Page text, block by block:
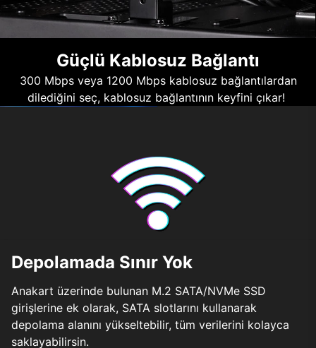
Güçlü Kablosuz Bağlantı
300 Mbps veya 1200 Mbps kablosuz bağlantılardan
dilediğini seç, kablosuz bağlantının keyfini çıkar!
Depolamada Sınır Yok
Anakart üzerinde bulunan M.2 SATA/NVMe SSD
girişlerine ek olarak, SATA slotlarını kullanarak
depolama alanını yükseltebilir, tüm verilerini kolayca
saklayabilirsin.